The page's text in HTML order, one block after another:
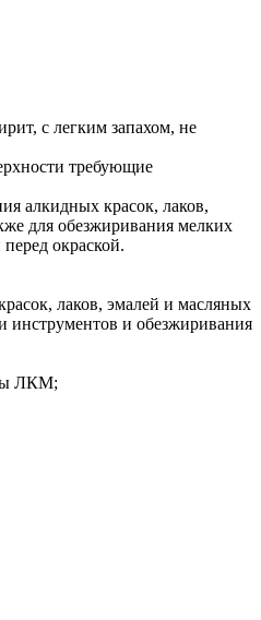
с легким запахом, не
требующие
алкидных красок, лаков,
для обезжиривания мелких
окраской.
лаков, эмалей и масляных
инструментов и обезжиривания
ЛКМ;